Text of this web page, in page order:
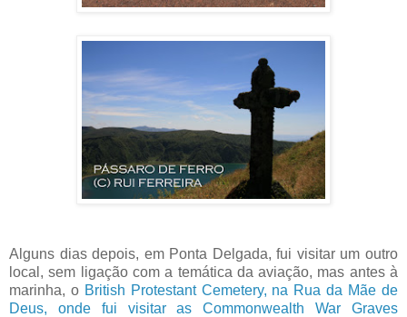
Alguns dias depois, em Ponta Delgada, fui visitar um outro
local, sem ligação com a temática da aviação, mas antes à
marinha, o British Protestant Cemetery, na Rua da Mãe de
Deus, onde fui visitar as Commonwealth War Graves